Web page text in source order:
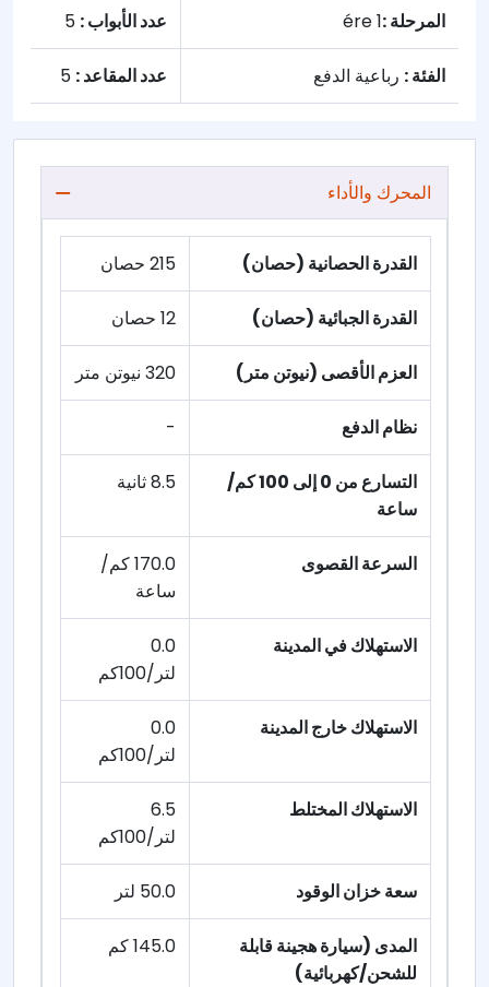
المرحلة :1 ére عدد الأبواب :
الفئة : رباعية الدفع عدد المقاعد :
المحرك والأداء
القدرة الحصانية (حصان) 215 حصان
القدرة الجبائية (حصان) 12 حصان
العزم الأقصى (نيوتن متر) 320 نيوتن متر
نظام الدفع -
التسارع من 0 إلى 100 كم/
ساعة
8.5 ثانية
السرعة القصوى
170.0 كم/
ساعة
الاستهلاك في المدينة
0.0
لتر/100كم
الاستهلاك خارج المدينة
0.0
لتر/100كم
الاستهلاك المختلط
6.5
لتر/100كم
سعة خزان الوقود 50.0 لتر
المدى (سيارة هجينة قابلة
للشحن/كهربائية)
145.0 كم